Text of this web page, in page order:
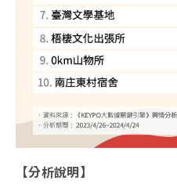
【分析說明】